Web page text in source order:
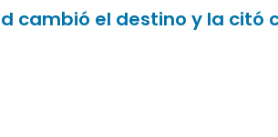
cambió el destino y la citó